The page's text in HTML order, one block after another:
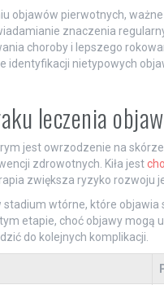
objawów pierwotnych,
znaczenia
choroby i lepszego
identyfikacji nietypowych
leczenia
jest owrzodzenie na
zdrowotnych. Kiła jest
zwiększa ryzyko rozwoju
wtórne, które objawia
etapie, choć objawy
do kolejnych komplikacji.